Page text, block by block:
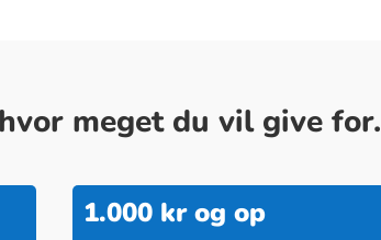
meget du vil give for.
1.000 kr og op